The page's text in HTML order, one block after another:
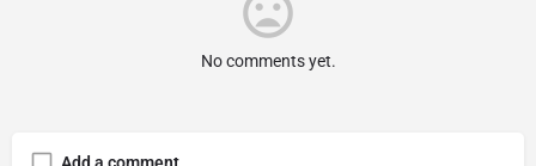
No comments yet.